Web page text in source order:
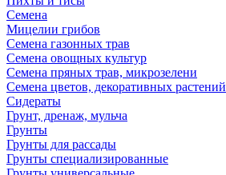
Семена
Мицелии грибов
Семена газонных трав
Семена овощных культур
Семена пряных трав, микрозелени
Семена цветов, декоративных растений
Сидераты
Грунт, дренаж, мульча
Грунты
Грунты для рассады
Грунты специализированные